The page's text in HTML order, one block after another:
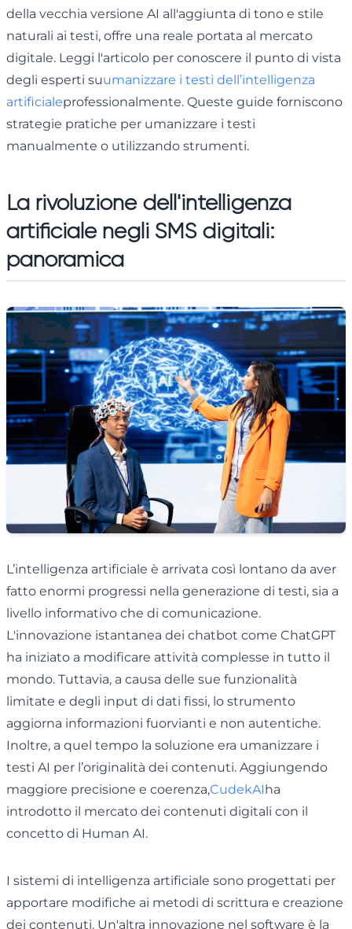
della vecchia versione AI all'aggiunta di tono e stile
naturali ai testi, offre una reale portata al mercato
digitale. Leggi l'articolo per conoscere il punto di vista
degli esperti suumanizzare i testi dell’intelligenza
artificialeprofessionalmente. Queste guide forniscono
strategie pratiche per umanizzare i testi
manualmente o utilizzando strumenti.
La rivoluzione dell'intelligenza
artificiale negli SMS digitali:
panoramica
L’intelligenza artificiale è arrivata così lontano da aver
fatto enormi progressi nella generazione di testi, sia a
livello informativo che di comunicazione.
L'innovazione istantanea dei chatbot come ChatGPT
ha iniziato a modificare attività complesse in tutto il
mondo. Tuttavia, a causa delle sue funzionalità
limitate e degli input di dati fissi, lo strumento
aggiorna informazioni fuorvianti e non autentiche.
Inoltre, a quel tempo la soluzione era umanizzare i
testi AI per l’originalità dei contenuti. Aggiungendo
maggiore precisione e coerenza,CudekAIha
introdotto il mercato dei contenuti digitali con il
concetto di Human AI.
I sistemi di intelligenza artificiale sono progettati per
apportare modifiche ai metodi di scrittura e creazione
dei contenuti. Un'altra innovazione nel software è la